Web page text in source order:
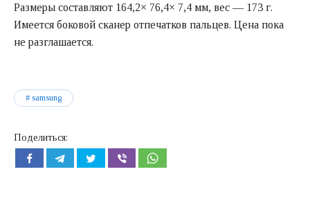
Размеры составляют 164,2× 76,4× 7,4 мм, вес — 173 г.
Имеется боковой сканер отпечатков пальцев. Цена пока
не разглашается.
samsung
Поделиться: